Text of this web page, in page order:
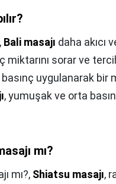
Bali masajı daha akıcı
miktarını sorar ve
uygulanarak
, yumuşak ve orta
mı?
mı?, Shiatsu masajı,